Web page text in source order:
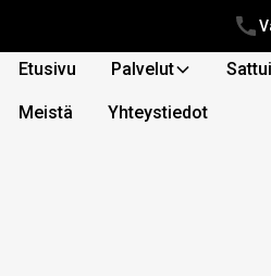
Etusivu Palvelut
Meistä Yhteystiedot